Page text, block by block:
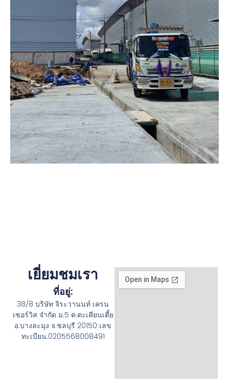
เยี่ยมชมเรา
ที่อยู่:
38/8 บริษัท จิระวานนท์ เครน
เซอร์วิส จำกัด ม.5 ต.ตะเคียนเตี้ย
อ.บางละมุง จ.ชลบุรี 20150 เลข
ทะเบียน:0205568008491